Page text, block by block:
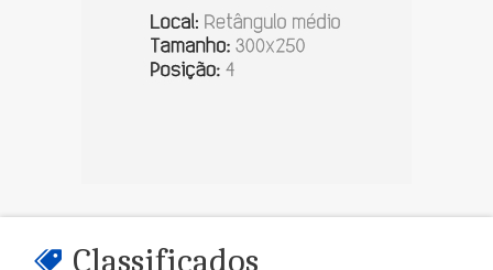
Classificados